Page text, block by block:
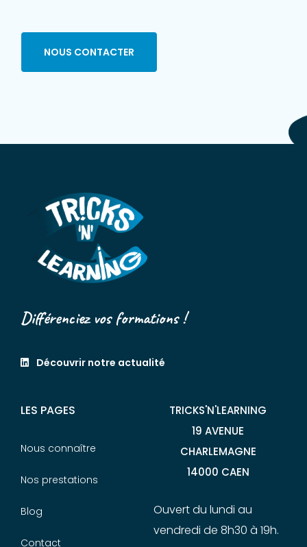
NOUS CONTACTER
Différenciez vos formations !
Découvrir notre actualité
LES PAGES
Nous connaître
Nos prestations
Blog
Contact
TRICKS'N'LEARNING
19 AVENUE
CHARLEMAGNE
14000 CAEN
Ouvert du lundi au
vendredi de 8h30 à 19h.